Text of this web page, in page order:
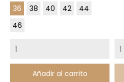
Zafiro
36 38 40 42
44
46
Añadir al carrito